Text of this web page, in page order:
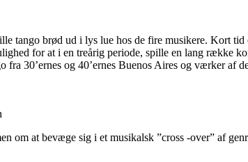
tango brød ud i lys lue hos de fire musikere. Kort
for at i en treårig periode, spille en lang række
30’ernes og 40’ernes Buenos Aires og værker af
om at bevæge sig i et musikalsk ”cross -over” af